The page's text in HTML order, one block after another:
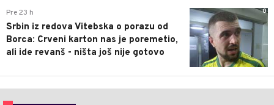
0
Pre 23 h
Srbin iz redova Vitebska o porazu od
Borca: Crveni karton nas je poremetio,
ali ide revanš - ništa još nije gotovo